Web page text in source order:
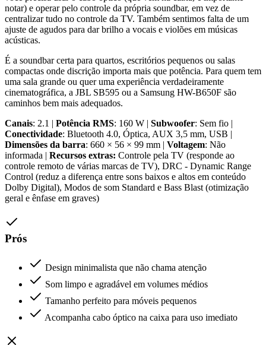
notar) e operar pelo controle da própria soundbar, em vez de
centralizar tudo no controle da TV. Também sentimos falta de um
ajuste de agudos para dar brilho a vocais e violões em músicas
acústicas.
É a soundbar certa para quartos, escritórios pequenos ou salas
compactas onde discrição importa mais que potência. Para quem tem
uma sala grande ou quer uma experiência verdadeiramente
cinematográfica, a JBL SB595 ou a Samsung HW-B650F são
caminhos bem mais adequados.
Canais: 2.1 | Potência RMS: 160 W | Subwoofer: Sem fio |
Conectividade: Bluetooth 4.0, Óptica, AUX 3,5 mm, USB |
Dimensões da barra: 660 × 56 × 99 mm | Voltagem: Não
informada | Recursos extras: Controle pela TV (responde ao
controle remoto de várias marcas de TV), DRC - Dynamic Range
Control (reduz a diferença entre sons baixos e altos em conteúdo
Dolby Digital), Modos de som Standard e Bass Blast (otimização
geral e ênfase em graves)
Prós
Design minimalista que não chama atenção
Som limpo e agradável em volumes médios
Tamanho perfeito para móveis pequenos
Acompanha cabo óptico na caixa para uso imediato